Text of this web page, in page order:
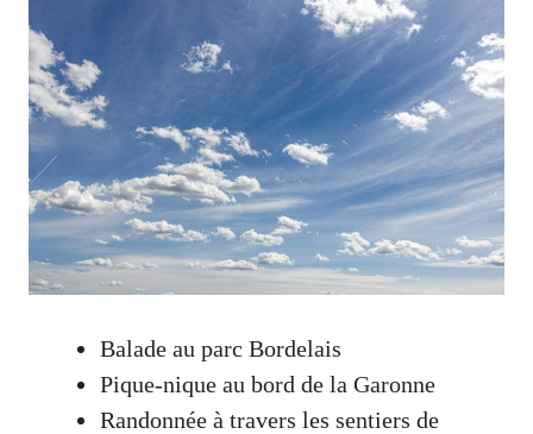
Balade au parc Bordelais
Pique-nique au bord de la Garonne
Randonnée à travers les sentiers de